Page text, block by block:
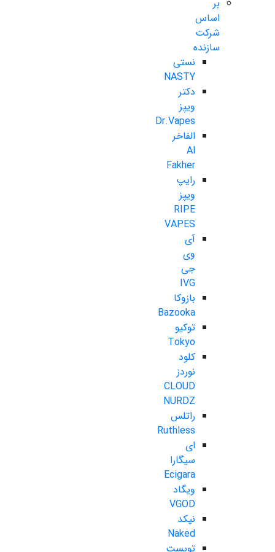
بر
اساس
شرکت
سازنده
نستی
NASTY
دکتر
ویپز
Dr.Vapes
الفاخر
Al
Fakher
رایپ
ویپز
RIPE
VAPES
آی
وی
جی
IVG
بازوکا
Bazooka
توکیو
Tokyo
کلود
نوردز
CLOUD
NURDZ
راتلس
Ruthless
ای
سیگارا
Ecigara
ویگاد
VGOD
نیکد
Naked
تویست